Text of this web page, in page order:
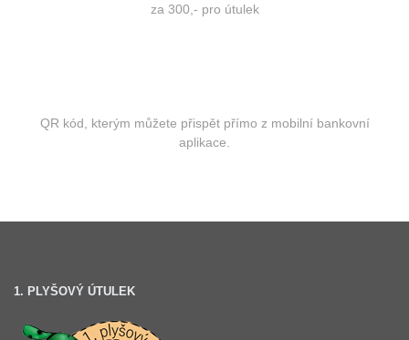
za 300,- pro útulek
QR kód, kterým můžete přispět přímo z mobilní bankovní
aplikace.
1. PLYŠOVÝ ÚTULEK